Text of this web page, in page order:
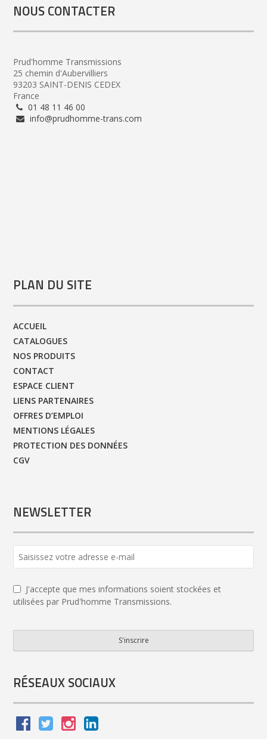
NOUS CONTACTER
Prud'homme Transmissions
25 chemin d'Aubervilliers
93203 SAINT-DENIS CEDEX
France
01 48 11 46 00
info@prudhomme-trans.com
PLAN DU SITE
ACCUEIL
CATALOGUES
NOS PRODUITS
CONTACT
ESPACE CLIENT
LIENS PARTENAIRES
OFFRES D’EMPLOI
MENTIONS LÉGALES
PROTECTION DES DONNÉES
CGV
NEWSLETTER
J'accepte que mes informations soient stockées et
utilisées par Prud'homme Transmissions.
S'inscrire
Email *
RÉSEAUX SOCIAUX